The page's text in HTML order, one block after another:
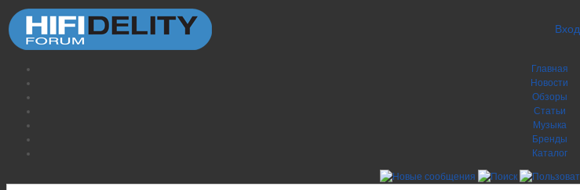
Вход
Главная
Новости
Обзоры
Статьи
Музыка
Бренды
Каталог